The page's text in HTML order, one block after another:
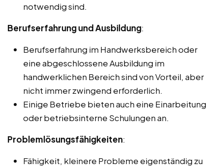
notwendig sind.
Berufserfahrung und Ausbildung:
Berufserfahrung im Handwerksbereich oder
eine abgeschlossene Ausbildung im
handwerklichen Bereich sind von Vorteil, aber
nicht immer zwingend erforderlich.
Einige Betriebe bieten auch eine Einarbeitung
oder betriebsinterne Schulungen an.
Problemlösungsfähigkeiten:
Fähigkeit, kleinere Probleme eigenständig zu